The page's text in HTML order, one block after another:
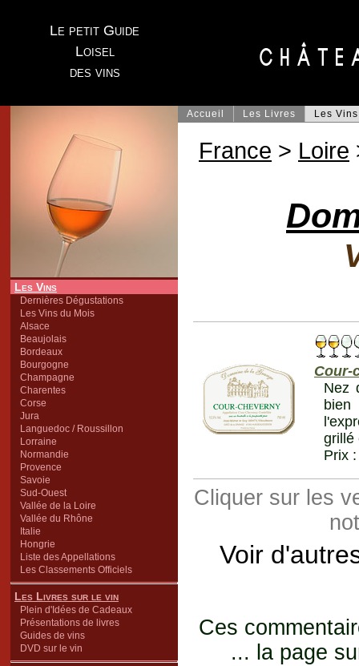
Le petit Guide
Loisel
des vins
Les Vins
Dernières Dégustations
Les Vins du Mois
Alsace
Beaujolais
Bordeaux
Bourgogne
Champagne
Charentes
Corse
Jura
Languedoc / Roussillon
Lorraine
Normandie
Provence
Savoie
Sud-Ouest
Vallée de la Loire
Vallée du Rhône
Italie
Hongrie
Liste des Appellations
Les Classements Officiels
Les Livres sur le vin
Plein d'Idées de Cadeaux
Présentations de livres
Guides de vins
DVD sur le vin
Accueil Les Livres Les Vins
France > Loire
Cour-
Nez
grillé
Prix :
Cliquer sur les
Voir
Ces
... la page